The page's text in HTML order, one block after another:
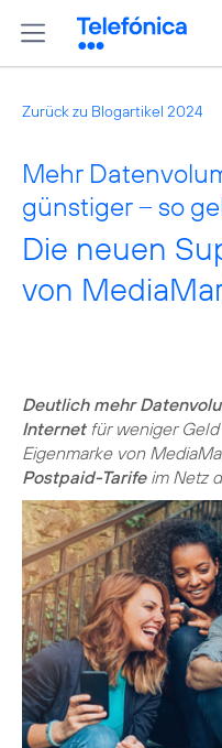
Zurück zu Blogartikel 2024
Mehr
günstiger – so
Die neuen
von
Deutlich mehr
Internetfür weniger
Eigenmarke von
Postpaid-Tarifeim Netz